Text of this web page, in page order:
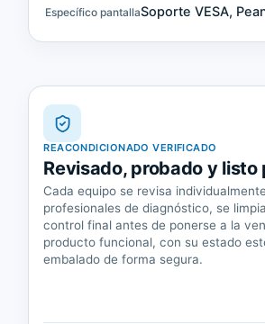
Específico pantallaSoporte VESA,
REACONDICIONADO VERIFICADO
Revisado, probado y listo
Cada equipo se revisa
profesionales de diagnóstico, se
control final antes de ponerse a la
producto funcional, con su estado
embalado de forma segura.